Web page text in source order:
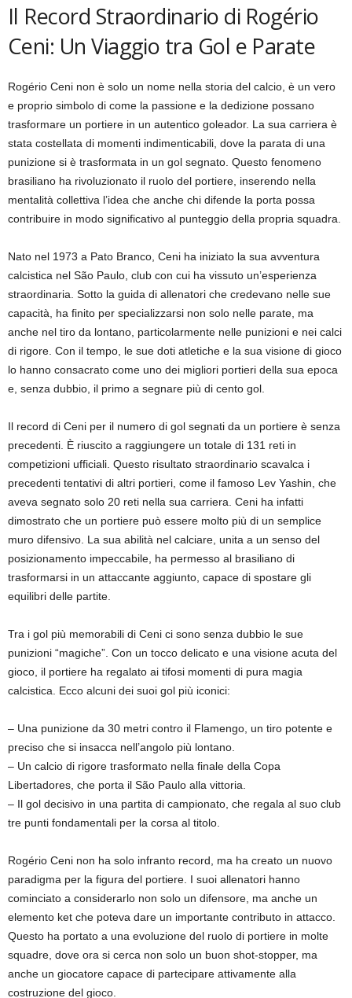
Il Record Straordinario di Rogério
Ceni: Un Viaggio tra Gol e Parate
Rogério Ceni non è solo un nome nella storia del calcio, è un vero
e proprio simbolo di come la passione e la dedizione possano
trasformare un portiere in un autentico goleador. La sua carriera è
stata costellata di momenti indimenticabili, dove la parata di una
punizione si è trasformata in un gol segnato. Questo fenomeno
brasiliano ha rivoluzionato il ruolo del portiere, inserendo nella
mentalità collettiva l’idea che anche chi difende la porta possa
contribuire in modo significativo al punteggio della propria squadra.
Nato nel 1973 a Pato Branco, Ceni ha iniziato la sua avventura
calcistica nel São Paulo, club con cui ha vissuto un’esperienza
straordinaria. Sotto la guida di allenatori che credevano nelle sue
capacità, ha finito per specializzarsi non solo nelle parate, ma
anche nel tiro da lontano, particolarmente nelle punizioni e nei calci
di rigore. Con il tempo, le sue doti atletiche e la sua visione di gioco
lo hanno consacrato come uno dei migliori portieri della sua epoca
e, senza dubbio, il primo a segnare più di cento gol.
Il record di Ceni per il numero di gol segnati da un portiere è senza
precedenti. È riuscito a raggiungere un totale di 131 reti in
competizioni ufficiali. Questo risultato straordinario scavalca i
precedenti tentativi di altri portieri, come il famoso Lev Yashin, che
aveva segnato solo 20 reti nella sua carriera. Ceni ha infatti
dimostrato che un portiere può essere molto più di un semplice
muro difensivo. La sua abilità nel calciare, unita a un senso del
posizionamento impeccabile, ha permesso al brasiliano di
trasformarsi in un attaccante aggiunto, capace di spostare gli
equilibri delle partite.
Tra i gol più memorabili di Ceni ci sono senza dubbio le sue
punizioni “magiche”. Con un tocco delicato e una visione acuta del
gioco, il portiere ha regalato ai tifosi momenti di pura magia
calcistica. Ecco alcuni dei suoi gol più iconici:
– Una punizione da 30 metri contro il Flamengo, un tiro potente e
preciso che si insacca nell’angolo più lontano.
– Un calcio di rigore trasformato nella finale della Copa
Libertadores, che porta il São Paulo alla vittoria.
– Il gol decisivo in una partita di campionato, che regala al suo club
tre punti fondamentali per la corsa al titolo.
Rogério Ceni non ha solo infranto record, ma ha creato un nuovo
paradigma per la figura del portiere. I suoi allenatori hanno
cominciato a considerarlo non solo un difensore, ma anche un
elemento ket che poteva dare un importante contributo in attacco.
Questo ha portato a una evoluzione del ruolo di portiere in molte
squadre, dove ora si cerca non solo un buon shot-stopper, ma
anche un giocatore capace di partecipare attivamente alla
costruzione del gioco.